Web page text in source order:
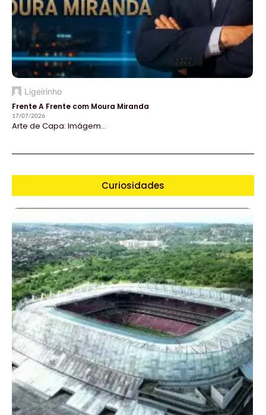
Ligeirinho
Frente A Frente com Moura Miranda
17/07/2026
Arte de Capa: Imágem...
Curiosidades